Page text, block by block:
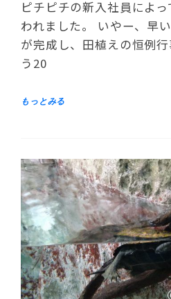
ピチピチの新入社員によ
われました。 いやー、早
が完成し、田植えの恒例
う20